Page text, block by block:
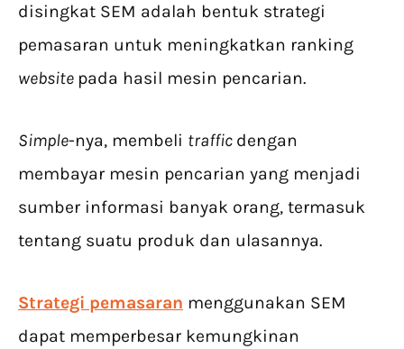
disingkat SEM adalah bentuk strategi
pemasaran untuk meningkatkan ranking
website pada hasil mesin pencarian.
Simple-nya, membeli traffic dengan
membayar mesin pencarian yang menjadi
sumber informasi banyak orang, termasuk
tentang suatu produk dan ulasannya.
Strategi pemasaran menggunakan SEM
dapat memperbesar kemungkinan